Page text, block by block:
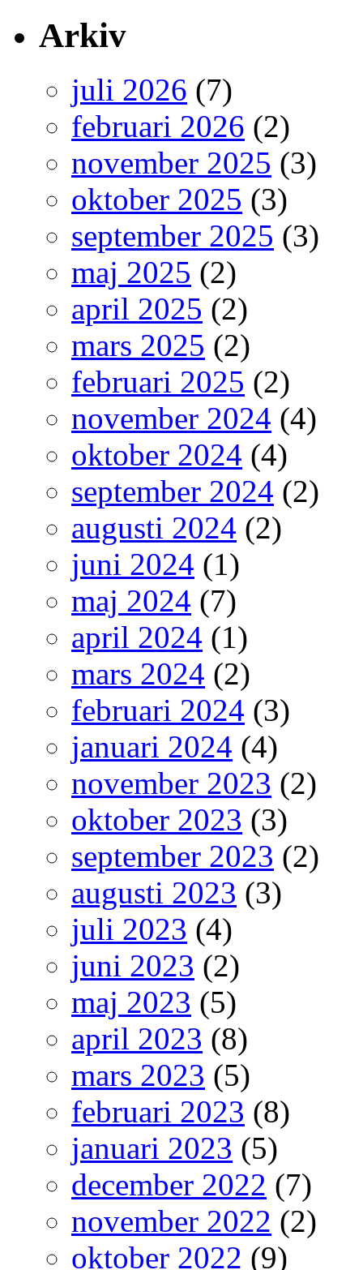
Arkiv
juli 2026 (7)
februari 2026 (2)
november 2025 (3)
oktober 2025 (3)
september 2025 (3)
maj 2025 (2)
april 2025 (2)
mars 2025 (2)
februari 2025 (2)
november 2024 (4)
oktober 2024 (4)
september 2024 (2)
augusti 2024 (2)
juni 2024 (1)
maj 2024 (7)
april 2024 (1)
mars 2024 (2)
februari 2024 (3)
januari 2024 (4)
november 2023 (2)
oktober 2023 (3)
september 2023 (2)
augusti 2023 (3)
juli 2023 (4)
juni 2023 (2)
maj 2023 (5)
april 2023 (8)
mars 2023 (5)
februari 2023 (8)
januari 2023 (5)
december 2022 (7)
november 2022 (2)
oktober 2022 (9)